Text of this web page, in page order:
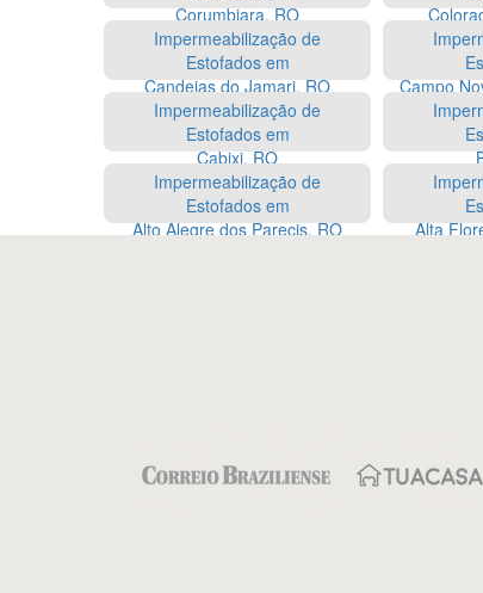
Corumbiara, RO
Impermeabilização de
Estofados em
Candeias do Jamari, RO
Campo
Impermeabilização de
Estofados em
Cabixi, RO
Impermeabilização de
Estofados em
Alto Alegre dos Parecis, RO
Alta